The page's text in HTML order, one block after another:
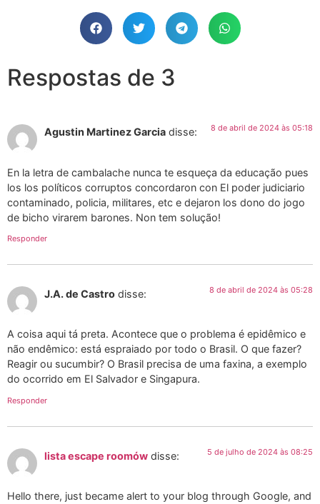
Respostas de 3
Agustin Martinez Garcia disse: 8 de abril de 2024 às 05:18
En la letra de cambalache nunca te esqueça da educação pues
los los políticos corruptos concordaron con El poder judiciario
contaminado, policia, militares, etc e dejaron los dono do jogo
de bicho virarem barones. Non tem solução!
Responder
J.A. de Castro disse: 8 de abril de 2024 às 05:28
A coisa aqui tá preta. Acontece que o problema é epidêmico e
não endêmico: está espraiado por todo o Brasil. O que fazer?
Reagir ou sucumbir? O Brasil precisa de uma faxina, a exemplo
do ocorrido em El Salvador e Singapura.
Responder
lista escape roomów disse: 5 de julho de 2024 às 08:25
Hello there, just became alert to your blog through Google, and